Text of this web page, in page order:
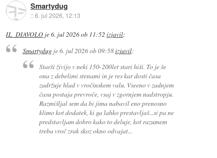
Smartydug
::6. jul 2026, 12:13
IL_DIAVOLO je6. jul 2026 ob 11:52 izjavil:
Smartydugje6. jul 2026 ob 09:58izjavil:
Starši živijo v neki 150-200let stari hiši. To je še
ona z debelimi stenami in je res kar dosti časa
zadržuje hlad v vročinskem valu. Vseeno v zadnjem
času postaja prevroče, vsaj v zgornjem nadstropju.
Razmišljal sem da bi jima nabavil eno prenosno
klimo kot dodatek, ki ga lahko prestavljaš...si pa ne
predstavljam dobro kako to deluje, kot razumem
treba vroč zrak skoz okno odvajat...